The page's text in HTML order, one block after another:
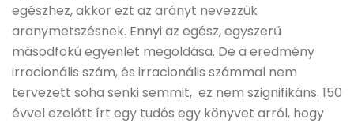
egészhez, akkor ezt az arányt nevezzük
aranymetszésnek. Ennyi az egész, egyszerű
másodfokú egyenlet megoldása. De a eredmény
irracionális szám, és irracionális számmal nem
tervezett soha senki semmit, ez nem szignifikáns. 150
évvel ezelőtt írt egy tudós egy könyvet arról, hogy